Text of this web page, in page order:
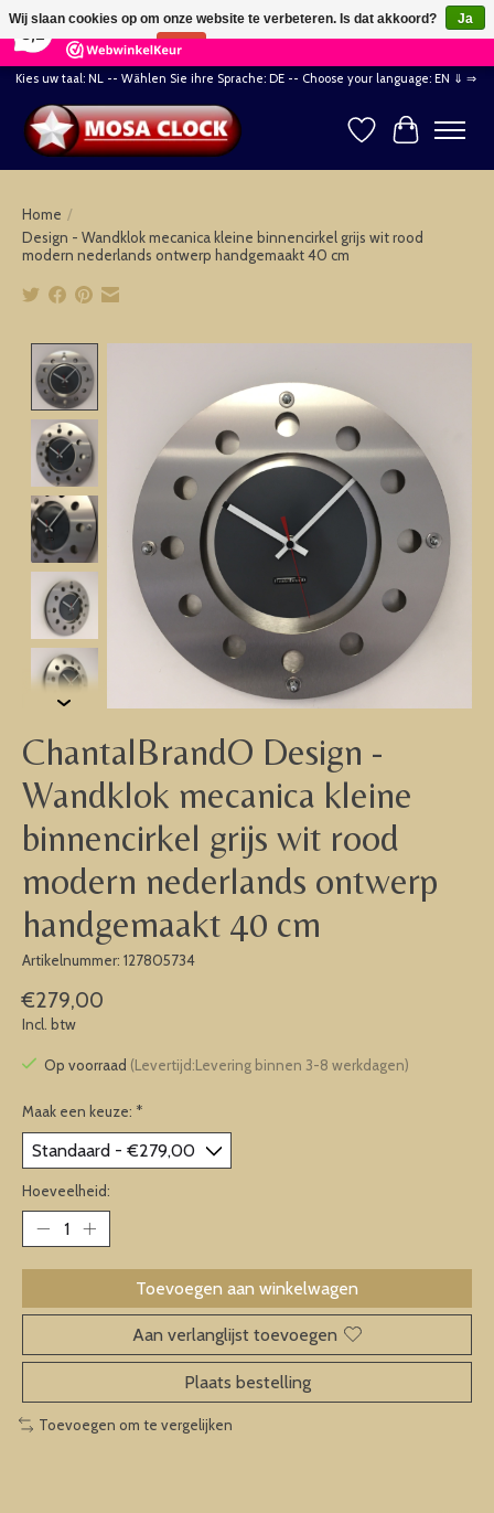
164 Reviews ×
Kies uw taal: NL -- Wählen Sie ihre Sprache: DE -- Choose your language: EN ⇓ ⇒
Verlanglijst
Home /
Design - Wandklok mecanica kleine binnencirkel grijs wit rood
modern nederlands ontwerp handgemaakt 40 cm
ChantalBrandO Design -
Wandklok mecanica kleine
binnencirkel grijs wit rood
modern nederlands ontwerp
handgemaakt 40 cm
Artikelnummer: 127805734
€279,00
Incl. btw
Op voorraad (Levertijd:Levering binnen 3-8 werkdagen)
Maak een keuze: *
Hoeveelheid:
Toevoegen aan winkelwagen
Aan verlanglijst toevoegen
Plaats bestelling
Toevoegen om te vergelijken
Wij slaan cookies op om onze website te verbeteren. Is dat akkoord?
Ja
Nee